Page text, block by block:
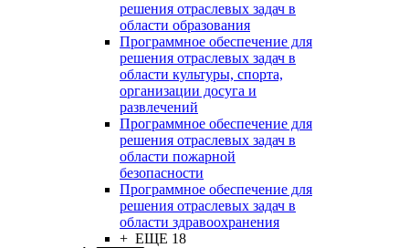
решения отраслевых задач в
области образования
Программное обеспечение для
решения отраслевых задач в
области культуры, спорта,
организации досуга и
развлечений
Программное обеспечение для
решения отраслевых задач в
области пожарной
безопасности
Программное обеспечение для
решения отраслевых задач в
области здравоохранения
+ ЕЩЕ 18